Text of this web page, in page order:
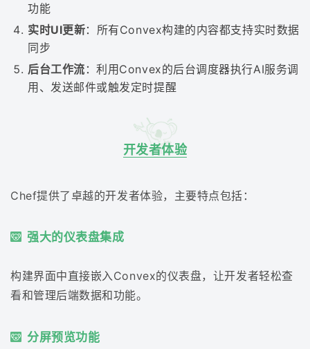
功能
实时UI更新：所有Convex构建的内容都支持实时数据
同步
后台工作流 ：利用Convex的后台调度器执行AI服务调
用、发送邮件或触发定时提醒
开发者体验
Chef提供了卓越的开发者体验，主要特点包括：
强大的仪表盘集成
构建界面中直接嵌入Convex的仪表盘，让开发者轻松查
看和管理后端数据和功能。
分屏预览功能